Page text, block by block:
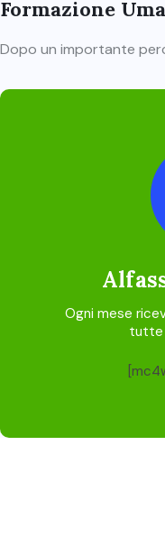
Formazione
Dopo un importante
Ogni mese
tutte